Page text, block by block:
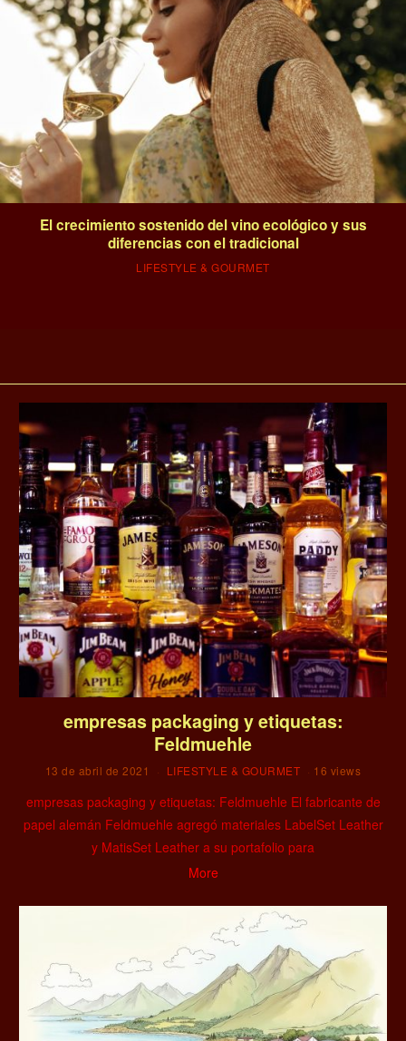
El crecimiento sostenido del vino ecológico y sus
diferencias con el tradicional
LIFESTYLE & GOURMET
empresas packaging y etiquetas:
Feldmuehle
13 de abril de 2021 LIFESTYLE & GOURMET 16 views
empresas packaging y etiquetas: Feldmuehle El fabricante de
papel alemán Feldmuehle agregó materiales LabelSet Leather
y MatisSet Leather a su portafolio para
More